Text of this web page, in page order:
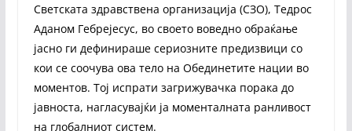
Светската здравствена организација (СЗО), Тедрос
Аданом Гебрејесус, во своето воведно обраќање
јасно ги дефинираше сериозните предизвици со
кои се соочува ова тело на Обединетите нации во
моментов. Тој испрати загрижувачка порака до
јавноста, нагласувајќи ја моменталната ранливост
на глобалниот систем.